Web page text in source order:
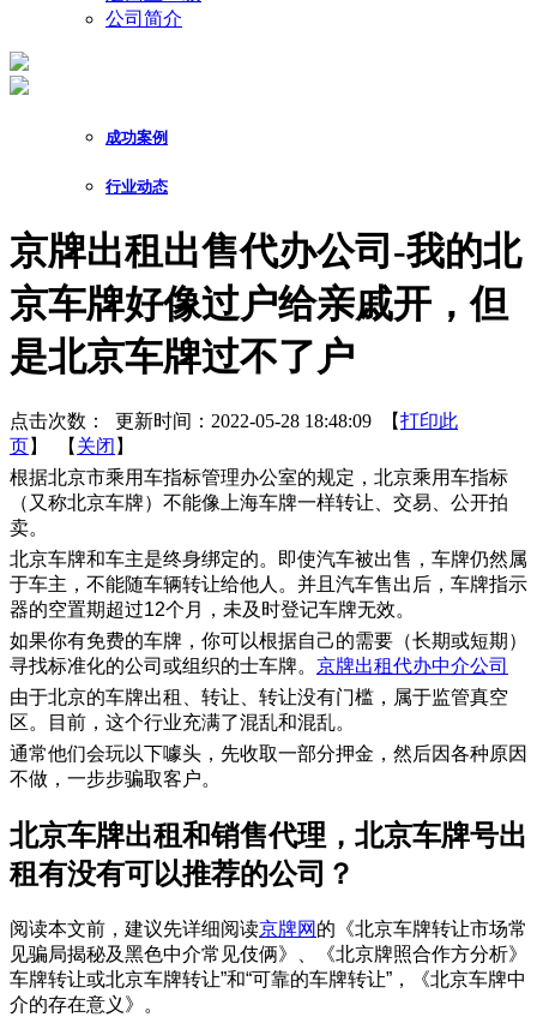
公司简介
成功案例
行业动态
京牌出租出售代办公司-我的北
京车牌好像过户给亲戚开，但
是北京车牌过不了户
点击次数： 更新时间：2022-05-28 18:48:09 【打印此
页】 【 关闭 】
根据北京市乘用车指标管理办公室的规定，北京乘用车指标
（又称北京车牌）不能像上海车牌一样转让、交易、公开拍
卖。
北京车牌和车主是终身绑定的。即使汽车被出售，车牌仍然属
于车主，不能随车辆转让给他人。并且汽车售出后，车牌指示
器的空置期超过12个月，未及时登记车牌无效。
如果你有免费的车牌，你可以根据自己的需要（长期或短期）
寻找标准化的公司或组织的士车牌。 京牌出租代办中介公司
由于北京的车牌出租、转让、转让没有门槛，属于监管真空
区。目前，这个行业充满了混乱和混乱。
通常他们会玩以下噱头，先收取一部分押金，然后因各种原因
不做，一步步骗取客户。
​北京车牌出租和销售代理，北京车牌号出
租有没有可以推荐的公司？
阅读本文前，建议先详细阅读京牌网 的《北京车牌转让市场常
见骗局揭秘及黑色中介常见伎俩》、《北京牌照合作方分析》
车牌转让或北京车牌转让”和“可靠的车牌转让”，《北京车牌中
介的存在意义》。